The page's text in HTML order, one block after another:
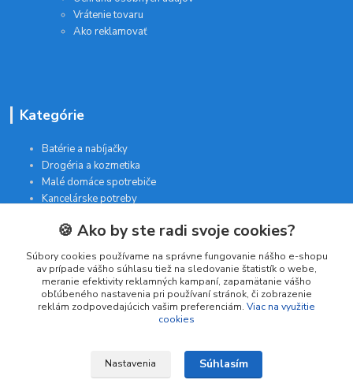
Vrátenie tovaru
Ako reklamovať
Kategórie
Batérie a nabíjačky
Drogéria a kozmetika
Malé domáce spotrebiče
Kancelárske potreby
Kontakt
INTERGAM s.r.o
Jelšová 5
🍪 Ako by ste radi svoje cookies?
Súbory cookies používame na správne fungovanie nášho e-shopu
av prípade vášho súhlasu tiež na sledovanie štatistík o webe,
meranie efektivity reklamných kampaní, zapamätanie vášho
obľúbeného nastavenia pri používaní stránok, či zobrazenie
reklám zodpovedajúcich vašim preferenciám. Viac na využitie
cookies
Nastavenia Súhlasím